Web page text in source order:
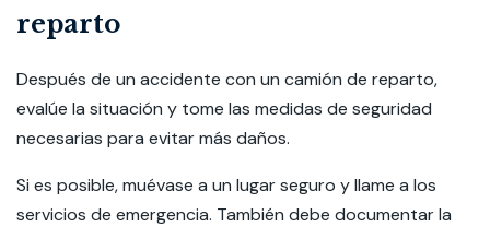
reparto
Después de un accidente con un camión de reparto,
evalúe la situación y tome las medidas de seguridad
necesarias para evitar más daños.
Si es posible, muévase a un lugar seguro y llame a los
servicios de emergencia. También debe documentar la